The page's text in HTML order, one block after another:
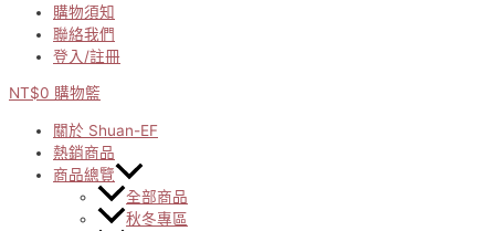
購物須知
聯絡我們
登入/註冊
NT$0 購物籃
關於 Shuan-EF
熱銷商品
商品總覽
全部商品
秋冬專區